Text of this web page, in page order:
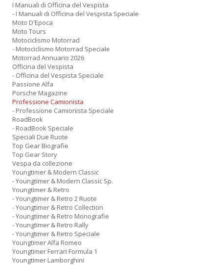
I Manuali di Officina del Vespista
- I Manuali di Officina del Vespista Speciale
Moto D'Epoca
Moto Tours
Motociclismo Motorrad
- Motociclismo Motorrad Speciale
Motorrad Annuario 2026
Officina del Vespista
- Officina del Vespista Speciale
Passione Alfa
Porsche Magazine
Professione Camionista
- Professione Camionista Speciale
RoadBook
- RoadBook Speciale
Speciali Due Ruote
Top Gear Biografie
Top Gear Story
Vespa da collezione
Youngtimer & Modern Classic
- Youngtimer & Modern Classic Sp.
Youngtimer & Retro
- Youngtimer & Retro 2 Ruote
- Youngtimer & Retro Collection
- Youngtimer & Retro Monografie
- Youngtimer & Retro Rally
- Youngtimer & Retro Speciale
Youngtimer Alfa Romeo
Youngtimer Ferrari Formula 1
Youngtimer Lamborghini